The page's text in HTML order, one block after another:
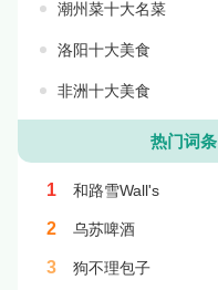
潮州菜十大名菜
洛阳十大美食
非洲十大美食
热门词条
1 和路雪Wall's
2 乌苏啤酒
3 狗不理包子